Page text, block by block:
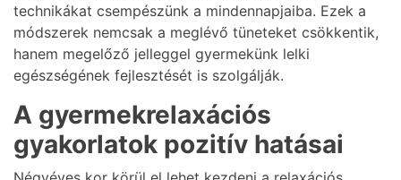
technikákat csempészünk a mindennapjaiba. Ezek a
módszerek nemcsak a meglévő tüneteket csökkentik,
hanem megelőző jelleggel gyermekünk lelki
egészségének fejlesztését is szolgálják.
A gyermekrelaxációs
gyakorlatok pozitív hatásai